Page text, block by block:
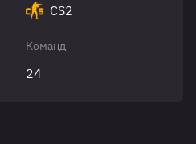
CS2
Команд
24